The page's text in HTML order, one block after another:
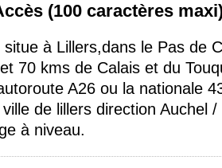
(100 caractères
à Lillers,dans le Pas de
70 kms de Calais et du
A26 ou la nationale
de lillers direction Auchel
à niveau.